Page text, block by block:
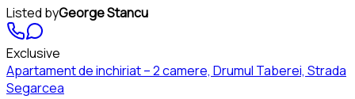
Listed byGeorge Stancu
Exclusive
Apartament de inchiriat – 2 camere, Drumul Taberei, Strada
Segarcea